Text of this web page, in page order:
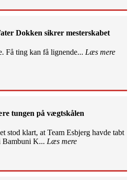
Dokken sikrer mesterskabet
Få ting kan få lignende... Læs mere
tungen på vægtskålen
stod klart, at Team Esbjerg havde tabt
Bambuni K... Læs mere